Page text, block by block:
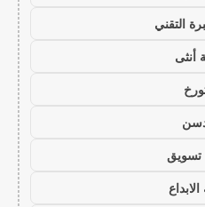
التقني
أنثى
تسويق